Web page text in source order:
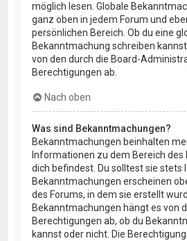
möglich lesen. Globale
ganz oben in jedem Forum und
persönlichen Bereich. Ob du eine
Bekanntmachung schreiben
von den durch die Board-
Berechtigungen ab.
Nach oben
Was sind Bekanntmachungen?
Bekanntmachungen beinhalten
Informationen zu dem Bereich des
dich befindest. Du solltest sie stets
Bekanntmachungen erscheinen
des Forums, in dem sie erstellt
Bekanntmachungen hängt es von
Berechtigungen ab, ob du
kannst oder nicht. Die